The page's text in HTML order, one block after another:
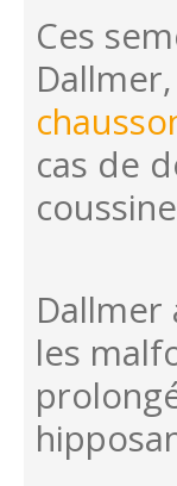
Ces
cas de
les